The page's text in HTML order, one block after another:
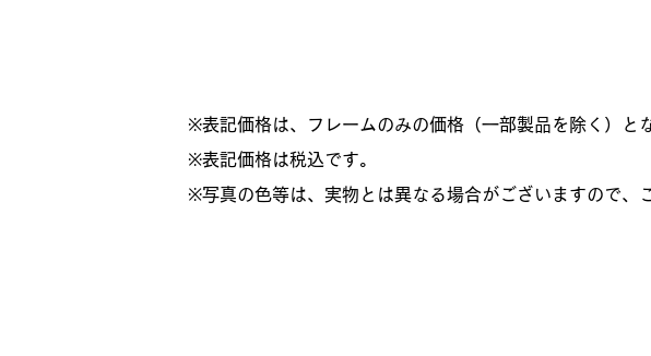
※表記価格は、フレームのみの価格（一部製品を除く）と
​※表記価格は税込です。
※写真の色等は、実物とは異なる場合がございますので、